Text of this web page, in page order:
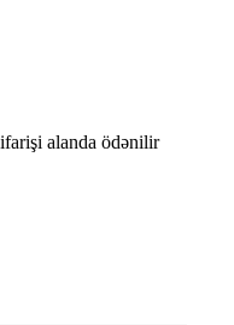
alanda ödənilir